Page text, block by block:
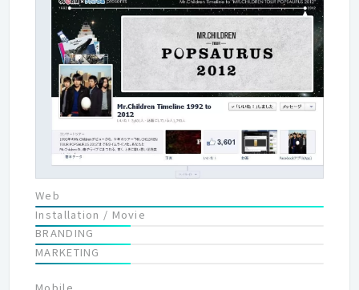
Web
Installation / Movie
BRANDING
MARKETING